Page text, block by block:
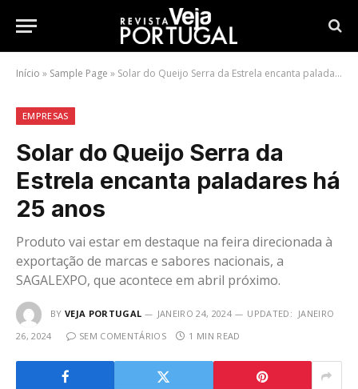
Início » Sample Page » Solar do Queijo Serra da Estrela encanta paladares há 25 anos
EMPRESAS
Solar do Queijo Serra da
Estrela encanta paladares há
25 anos
Produto vai estar em destaque na feira direcionada à
exportação de marcas e sabores nacionais, a
SAGALEXPO, que acontece em abril próximo.
BY VEJA PORTUGAL JANEIRO 24, 2024 UPDATED: JANEIRO
26, 2024
SEM COMENTÁRIOS 1 MIN READ